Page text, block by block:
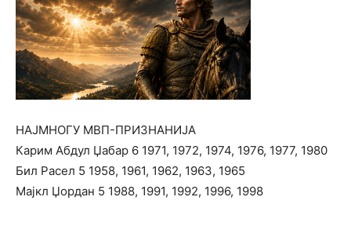
НАЈМНОГУ МВП-ПРИЗНАНИЈА
Карим Абдул Џабар 6 1971, 1972, 1974, 1976, 1977, 1980
Бил Расел 5 1958, 1961, 1962, 1963, 1965
Мајкл Џордан 5 1988, 1991, 1992, 1996, 1998